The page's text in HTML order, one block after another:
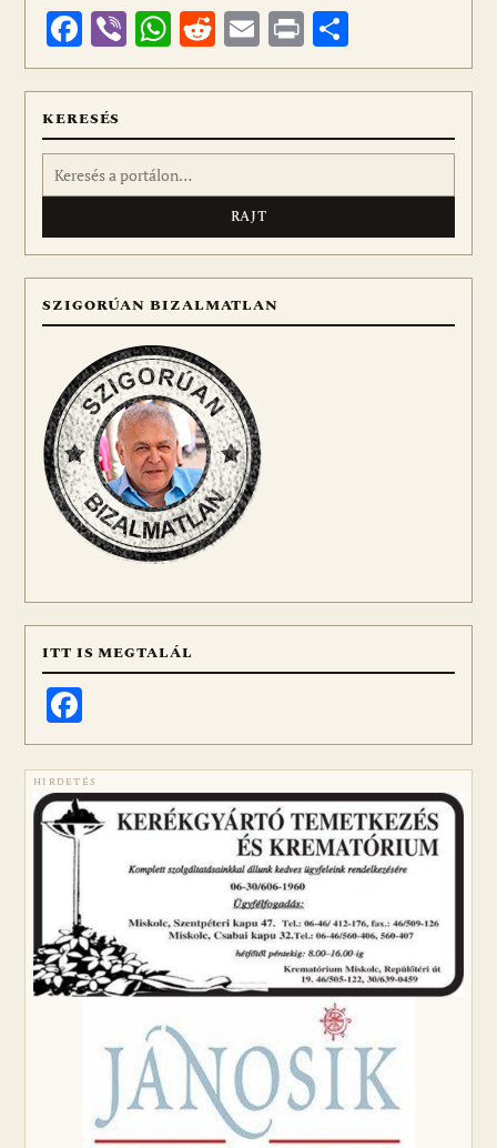
Facebook
ViberWhatsApp
Reddit
Email
Print
meg
KERESÉS
Keresés:
SZIGORÚAN BIZALMATLAN
ITT IS MEGTALÁL
HIRDETÉS